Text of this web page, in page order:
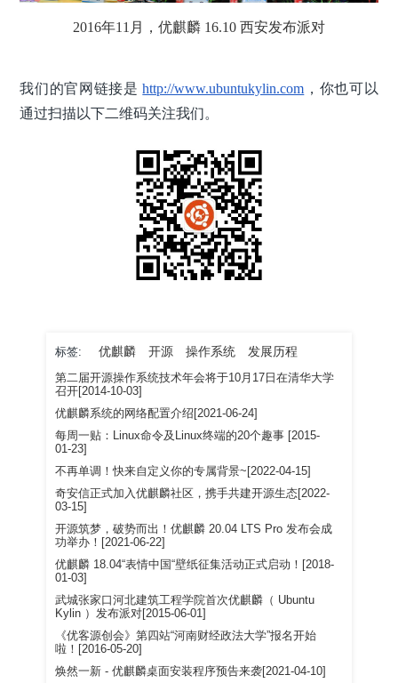
2016年11月，优麒麟 16.10 西安发布派对
我们的官网链接是http://www.ubuntukylin.com ，你也可以
通过扫描以下二维码关注我们。
标签: 优麒麟 开源 操作系统 发展历程
第二届开源操作系统技术年会将于10月17日在清华大学
召开[2014-10-03]
优麒麟系统的网络配置介绍[2021-06-24]
每周一贴：Linux命令及Linux终端的20个趣事 [2015-
01-23]
不再单调！快来自定义你的专属背景~[2022-04-15]
奇安信正式加入优麒麟社区，携手共建开源生态[2022-
03-15]
开源筑梦，破势而出！优麒麟 20.04 LTS Pro 发布会成
功举办！[2021-06-22]
优麒麟 18.04“表情中国“壁纸征集活动正式启动！[2018-
01-03]
武城张家口河北建筑工程学院首次优麒麟（ Ubuntu
Kylin ）发布派对[2015-06-01]
《优客源创会》第四站“河南财经政法大学”报名开始
啦！[2016-05-20]
焕然一新 - 优麒麟桌面安装程序预告来袭[2021-04-10]